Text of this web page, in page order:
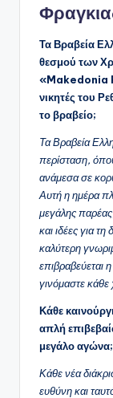
Τα Βραβεία
θεσμού των
«Makedonia
νικητές του
το βραβείο;
Τα Βραβεία
περίσταση,
ανάμεσα σε
Αυτή η ημέρα
μεγάλης
και ιδέες για
καλύτερη
επιβραβεύεται
γινόμαστε κάθε
Κάθε
απλή
μεγάλο αγώνα;
Κάθε νέα
ευθύνη και